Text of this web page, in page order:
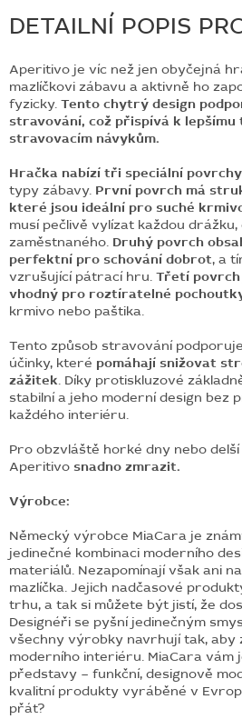
DETAILNÍ POPIS
Aperitivo je víc než jen obyčejná
mazlíčkovi zábavu a aktivně ho
fyzicky. Tento chytrý design
stravování, což přispívá k
stravovacím návykům.
Hračka nabízí tři speciální povrchy
typy zábavy. První povrch má
které jsou ideální pro suché
musí pečlivě vylízat každou
zaměstnaného. Druhý povrch
perfektní pro schování dobrot, a
vzrušující pátrací hru. Třetí
vhodný pro roztíratelné
krmivo nebo paštika.
Tento způsob stravování
účinky, které pomáhají snižovat
zážitek. Díky protiskluzové
stabilní a jeho moderní design bez
každého interiéru.
Pro obzvláště horké dny nebo
Aperitivo snadno zmrazit.
Výrobce:
Německý výrobce MiaCara je
jedinečné kombinaci moderního
materiálů. Nezapomínají však ani
mazlíčka. Jejich nadčasové
trhu, a tak si můžete být jistí, že
Designéři se pyšní jedinečným
všechny výrobky navrhují tak, aby
moderního interiéru. MiaCara vám
představy – funkční, designově
kvalitní produkty vyráběné v
přát?